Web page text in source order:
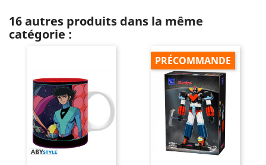
16 autres produits dans la même
catégorie :
PRÉCOMMANDE